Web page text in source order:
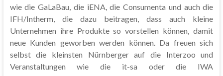
wie die GaLaBau, die iENA, die Consumenta und auch die
IFH/Intherm, die dazu beitragen, dass auch kleine
Unternehmen ihre Produkte so vorstellen können, damit
neue Kunden geworben werden können. Da freuen sich
selbst die kleinsten Nürnberger auf die Interzoo und
Veranstaltungen wie die it-sa oder die IWA